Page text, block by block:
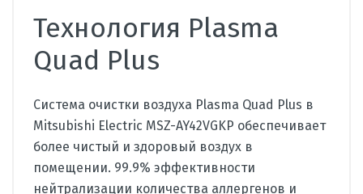
Технология Plasma
Quad Plus
Система очистки воздуха Plasma Quad Plus в
Mitsubishi Electric MSZ-AY42VGKP обеспечивает
более чистый и здоровый воздух в
помещении. 99.9% эффективности
нейтрализации количества аллергенов и